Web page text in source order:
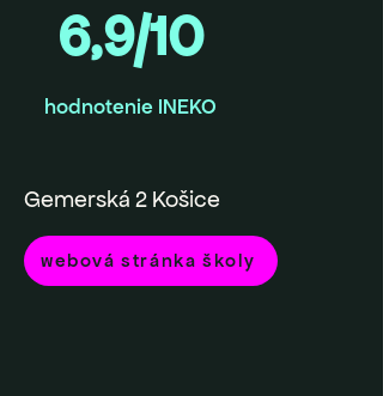
6,9/10
hodnotenie INEKO
Gemerská 2 Košice
webová stránka školy